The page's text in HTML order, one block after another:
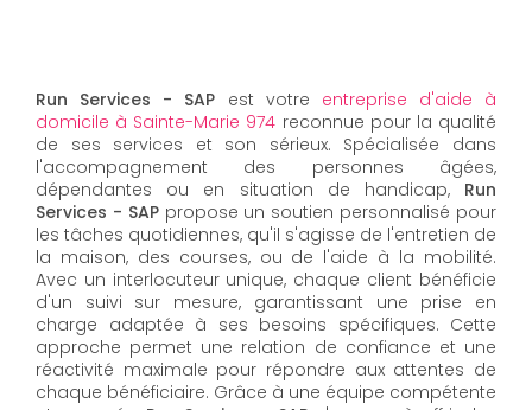
Run Services - SAP est votre entreprise d'aide à
domicile à Sainte-Marie 974 reconnue pour la qualité
de ses services et son sérieux. Spécialisée dans
l'accompagnement des personnes âgées,
dépendantes ou en situation de handicap, Run
Services - SAP propose un soutien personnalisé pour
les tâches quotidiennes, qu'il s'agisse de l'entretien de
la maison, des courses, ou de l'aide à la mobilité.
Avec un interlocuteur unique, chaque client bénéficie
d'un suivi sur mesure, garantissant une prise en
charge adaptée à ses besoins spécifiques. Cette
approche permet une relation de confiance et une
réactivité maximale pour répondre aux attentes de
chaque bénéficiaire. Grâce à une équipe compétente